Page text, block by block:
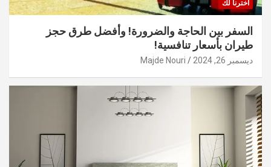
اخترنا لك
السفر بين الحاجة والضرورة! وأفضل طرق حجز
طيران بأسعار تنافسية!
ديسمبر 26, 2024 Majde Nouri